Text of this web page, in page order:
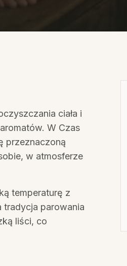
ciała i
W Czas
przeznaczoną
w atmosferze
temperaturę z
tradycja parowania
liści, co